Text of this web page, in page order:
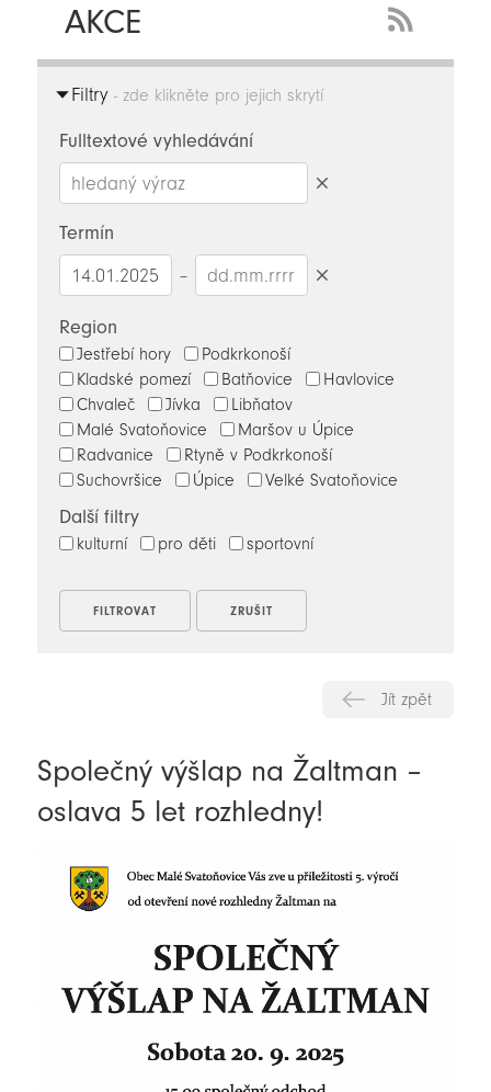
AKCE
Feed
Filtry- zde klikněte pro jejich skrytí
Fulltextové vyhledávání
Termín
–
Region
Jestřebí hory
Podkrkonoší
Kladské pomezí
Batňovice
Havlovice
Chvaleč
Jívka
Libňatov
Malé Svatoňovice
Maršov u Úpice
Radvanice
Rtyně v Podkrkonoší
Suchovršice
Úpice Velké Svatoňovice
Další filtry
kulturní pro děti sportovní
Jít zpět
Společný výšlap na Žaltman –
oslava 5 let rozhledny!